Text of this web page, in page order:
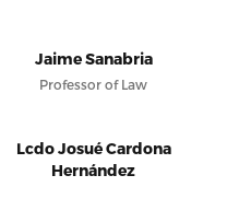
Jaime Sanabria
Professor of Law
Lcdo Josué Cardona
Hernández